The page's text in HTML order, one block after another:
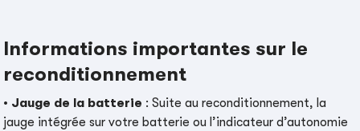
Informations importantes sur le
reconditionnement
• Jauge de la batterie : Suite au reconditionnement, la
jauge intégrée sur votre batterie ou l’indicateur d’autonomie